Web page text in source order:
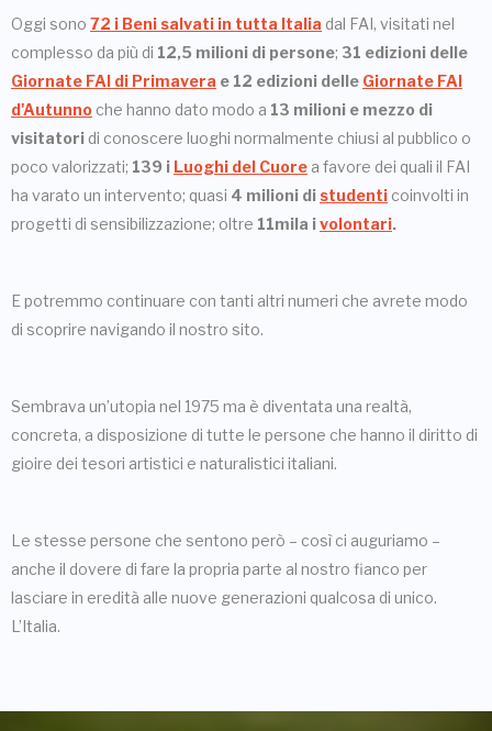
Oggi sono 72 i Beni salvati in tutta Italia dal FAI, visitati nel
complesso da più di 12,5 milioni di persone; 31 edizioni delle
Giornate FAI di Primavera e 12 edizioni delle Giornate FAI
d'Autunno che hanno dato modo a 13 milioni e mezzo di
visitatori di conoscere luoghi normalmente chiusi al pubblico o
poco valorizzati; 139 i Luoghi del Cuore a favore dei quali il FAI
ha varato un intervento; quasi 4 milioni distudenti coinvolti in
progetti di sensibilizzazione; oltre 11mila ivolontari.
E potremmo continuare con tanti altri numeri che avrete modo
di scoprire navigando il nostro sito.
Sembrava un’utopia nel 1975 ma è diventata una realtà,
concreta, a disposizione di tutte le persone che hanno il diritto di
gioire dei tesori artistici e naturalistici italiani.
Le stesse persone che sentono però – così ci auguriamo –
anche il dovere di fare la propria parte al nostro fianco per
lasciare in eredità alle nuove generazioni qualcosa di unico.
L’Italia.